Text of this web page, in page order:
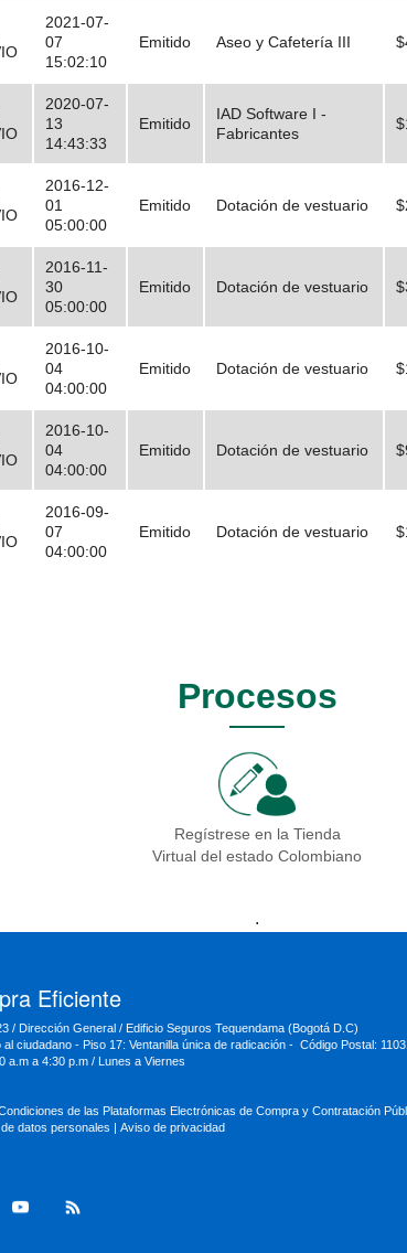
2021-07-
07
15:02:10
Emitido Aseo y Cafetería III
2020-07-
13
14:43:33
Emitido
IAD Software I -
Fabricantes
2016-12-
01
05:00:00
Emitido Dotación de vestuario
2016-11-
30
05:00:00
Emitido Dotación de vestuario
2016-10-
04
04:00:00
Emitido Dotación de vestuario
2016-10-
04
04:00:00
Emitido Dotación de vestuario
2016-09-
07
04:00:00
Emitido Dotación de vestuario
Procesos
Regístrese en la Tienda
Virtual del estado Colombiano
.
Eficiente
/ Dirección General / Edificio Seguros Tequendama (Bogotá D.C)
ciudadano - Piso 17: Ventanilla única de radicación - Código Postal:
a.m a 4:30 p.m / Lunes a Viernes
de las Plataformas Electrónicas de Compra y Contratación
datos personales | Aviso de privacidad